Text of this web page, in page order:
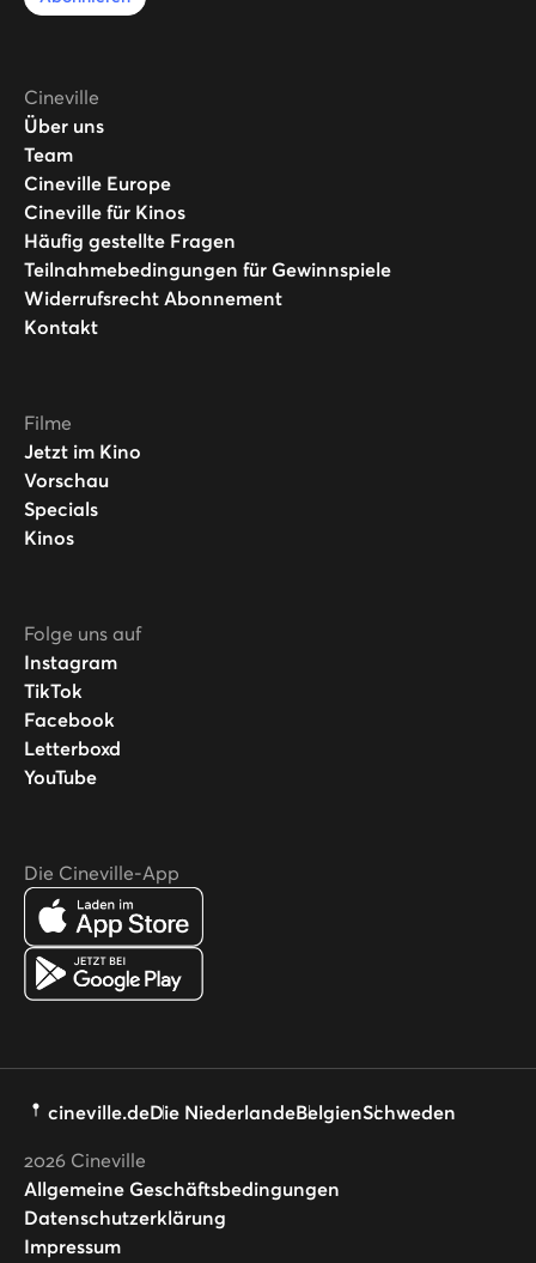
Cineville
Über uns
Team
Cineville Europe
Cineville für Kinos
Häufig gestellte Fragen
Teilnahmebedingungen für Gewinnspiele
Widerrufsrecht Abonnement
Kontakt
Filme
Jetzt im Kino
Vorschau
Specials
Kinos
Folge uns auf
Instagram
TikTok
Facebook
Letterboxd
YouTube
Die Cineville-App
cineville.deDie NiederlandeBelgienSchweden
2026 Cineville
Allgemeine Geschäftsbedingungen
Datenschutzerklärung
Impressum